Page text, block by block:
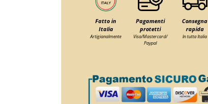
Fatto in
Italia
Artigianalmente
Pagamenti
protetti
Visa/Mastercard/
Paypal
Consegna
rapida
In tutta Italia